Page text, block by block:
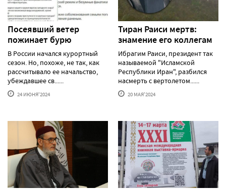
Посеявший ветер
пожинает бурю
В России начался курортный
сезон. Но, похоже, не так, как
рассчитывало ее начальство,
убеждавшее св......
24 ИЮНЯ'2024
Тиран Раиси мертв:
знамение его коллегам
Ибрагим Раиси, президент так
называемой "Исламской
Республики Иран", разбился
насмерть с вертолетом......
20 МАЯ'2024